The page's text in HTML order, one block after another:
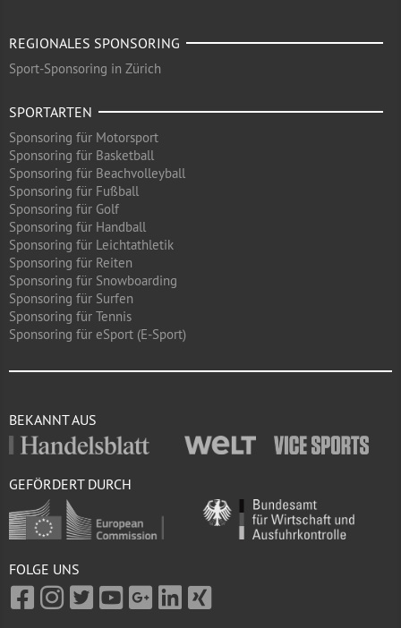
REGIONALES SPONSORING
Sport-Sponsoring in Zürich
SPORTARTEN
Sponsoring für Motorsport
Sponsoring für Basketball
Sponsoring für Beachvolleyball
Sponsoring für Fußball
Sponsoring für Golf
Sponsoring für Handball
Sponsoring für Leichtathletik
Sponsoring für Reiten
Sponsoring für Snowboarding
Sponsoring für Surfen
Sponsoring für Tennis
Sponsoring für eSport (E-Sport)
BEKANNT AUS
GEFÖRDERT DURCH
FOLGE UNS